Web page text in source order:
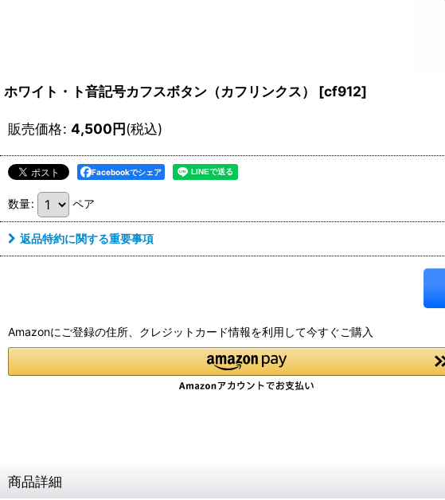
ホワイト・ト音記号カフスボタン（カフリンクス） [cf912]
販売価格: 4,500円(税込)
Facebookでシェア
数量: ペア
返品特約に関する重要事項
Amazonにご登録の住所、クレジットカード情報を利用して今すぐご購入
商品詳細